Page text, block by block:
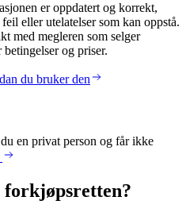
er oppdatert og korrekt,
eller utelatelser som kan oppstå.
med megleren som selger
og priser.
du bruker den
en privat person og får ikke
forkjøpsretten?